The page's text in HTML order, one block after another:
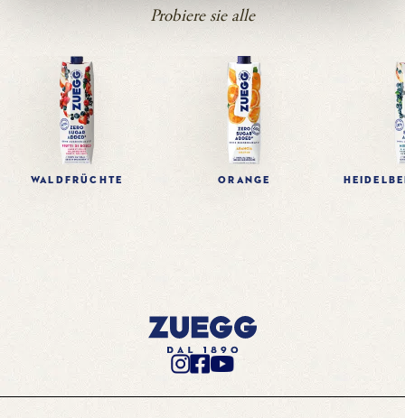
EIWEIß
Probiere sie alle
WALDFRÜCHTE ORANGE
Instagram Profile
Facebook Profile
Youtube Profile